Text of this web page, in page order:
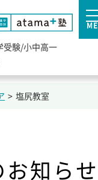
受験/小中高一
> 塩尻教室
お知らせ